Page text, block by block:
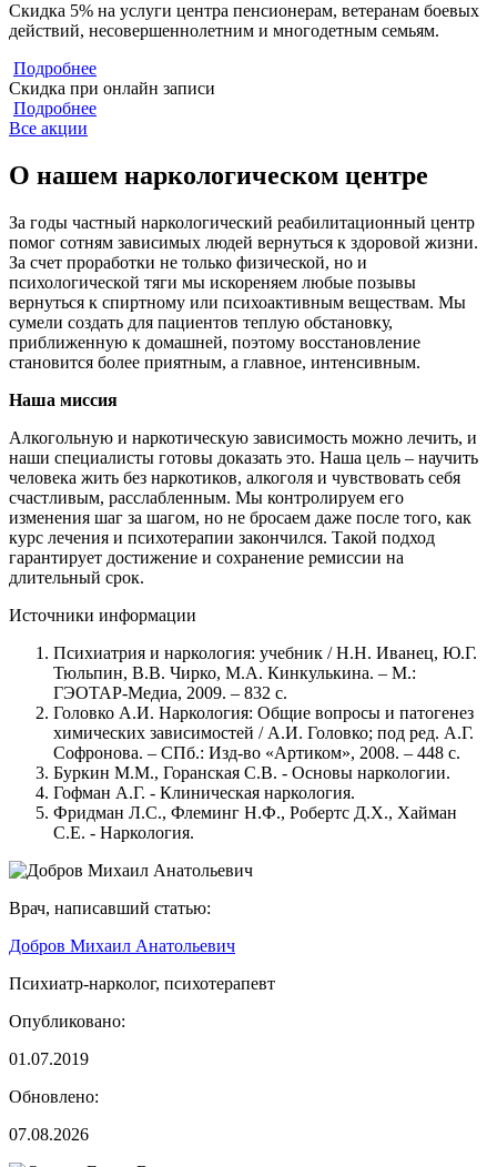
Скидка 5% на услуги центра пенсионерам, ветеранам боевых
действий, несовершеннолетним и многодетным семьям.
Подробнее
Скидка при онлайн записи
Подробнее
Все акции
О нашем наркологическом центре
За годы частный наркологический реабилитационный центр
помог сотням зависимых людей вернуться к здоровой жизни.
За счет проработки не только физической, но и
психологической тяги мы искореняем любые позывы
вернуться к спиртному или психоактивным веществам. Мы
сумели создать для пациентов теплую обстановку,
приближенную к домашней, поэтому восстановление
становится более приятным, а главное, интенсивным.
Наша миссия
Алкогольную и наркотическую зависимость можно лечить, и
наши специалисты готовы доказать это. Наша цель – научить
человека жить без наркотиков, алкоголя и чувствовать себя
счастливым, расслабленным. Мы контролируем его
изменения шаг за шагом, но не бросаем даже после того, как
курс лечения и психотерапии закончился. Такой подход
гарантирует достижение и сохранение ремиссии на
длительный срок.
Источники информации
Психиатрия и наркология: учебник / Н.Н. Иванец, Ю.Г.
Тюльпин, В.В. Чирко, М.А. Кинкулькина. – М.:
ГЭОТАР-Медиа, 2009. – 832 с.
Головко А.И. Наркология: Общие вопросы и патогенез
химических зависимостей / А.И. Головко; под ред. А.Г.
Софронова. – СПб.: Изд-во «Артиком», 2008. – 448 с.
Буркин М.М., Горанская С.В. - Основы наркологии.
Гофман А.Г. - Клиническая наркология.
Фридман Л.С., Флеминг Н.Ф., Робертс Д.Х., Хайман
С.Е. - Наркология.
Врач, написавший статью:
Добров Михаил Анатольевич
Психиатр-нарколог, психотерапевт
Опубликовано:
01.07.2019
Обновлено:
07.08.2026